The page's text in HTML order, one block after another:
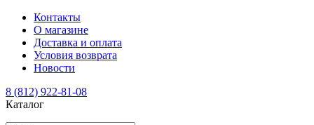
Контакты
О магазине
Доставка и оплата
Условия возврата
Новости
8 (812) 922-81-08
Каталог